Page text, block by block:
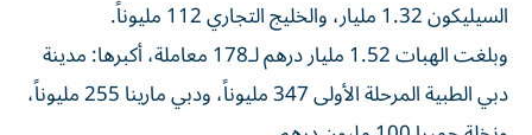
السيليكون 1.32 مليار، والخليج التجاري 112 مليوناً.
وبلغت الهبات 1.52 مليار درهم لـ178 معاملة، أكبرها: مدينة
دبي الطبية المرحلة الأولى 347 مليوناً، ودبي مارينا 255 مليوناً،